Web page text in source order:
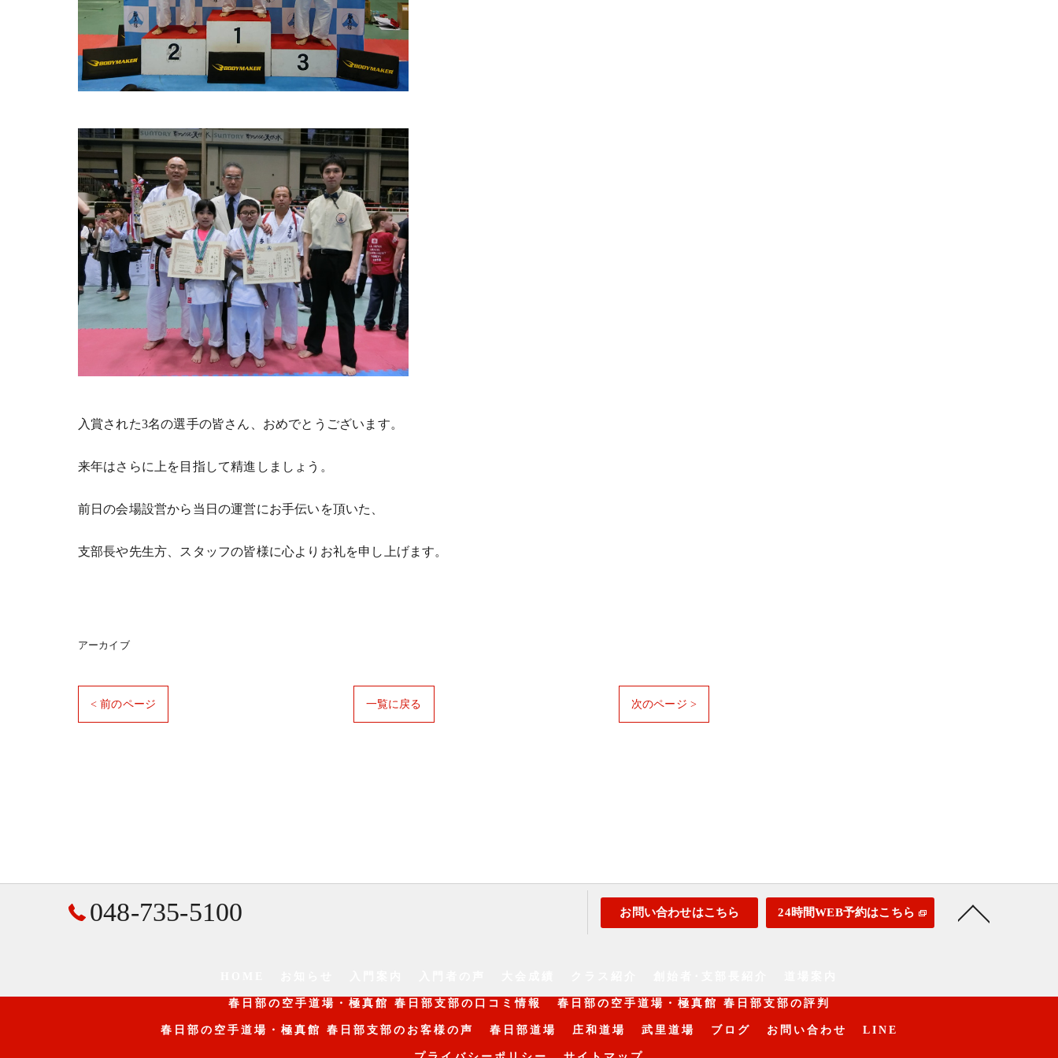
入賞された3名の選手の皆さん、おめでとうございます。
来年はさらに上を目指して精進しましょう。
前日の会場設営から当日の運営にお手伝いを頂いた、
支部長や先生方、スタッフの皆様に心よりお礼を申し上げます。
アーカイブ
< 前のページ 一覧に戻る 次のページ >
048-735-5100 お問い合わせはこちら 24時間WEB予約はこちら
春日部の空手道場・極真館 春日部支部の口コミ情報 春日部の空手道場・極真館 春日部支部の評判
春日部の空手道場・極真館 春日部支部のお客様の声 春日部道場 庄和道場 武里道場 ブログ お問い合わせ LINE